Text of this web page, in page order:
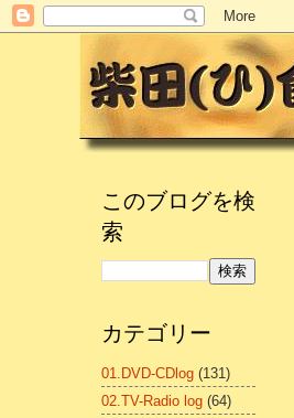
このブログを検
索
カテゴリー
01.DVD-CDlog (131)
02.TV-Radio log (64)